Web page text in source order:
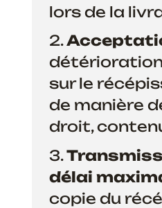
lors de la
sur le
de manière
droit,
délai
copie du